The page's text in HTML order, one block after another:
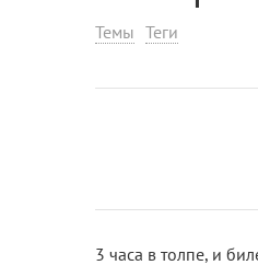
Темы Теги
3 часа в толпе, и